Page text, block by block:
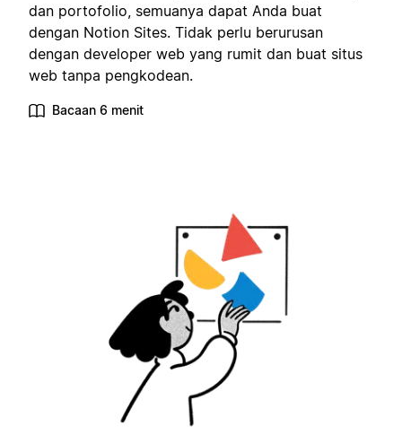
dan portofolio, semuanya dapat Anda buat
dengan Notion Sites. Tidak perlu berurusan
dengan developer web yang rumit dan buat situs
web tanpa pengkodean.
Bacaan 6 menit